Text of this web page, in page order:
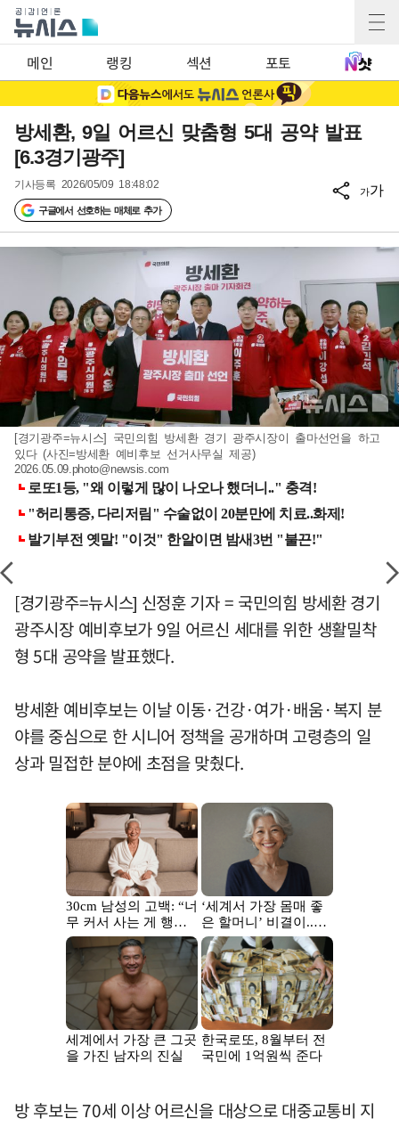
메인 랭킹 섹션 포토
방세환, 9일 어르신 맞춤형 5대 공약 발표
[6.3경기광주]
기사등록 2026/05/09 18:48:02
구글에서 선호하는 매체로 추가
가가
[경기광주=뉴시스] 국민의힘 방세환 경기 광주시장이 출마선언을 하고
있다 (사진=방세환 예비후보 선거사무실 제공)
2026.05.09.photo@newsis.com
[경기광주=뉴시스] 신정훈 기자 = 국민의힘 방세환 경기
광주시장 예비후보가 9일 어르신 세대를 위한 생활밀착
형 5대 공약을 발표했다.
방세환 예비후보는 이날 이동·건강·여가·배움·복지 분
야를 중심으로 한 시니어 정책을 공개하며 고령층의 일
상과 밀접한 분야에 초점을 맞췄다.
방 후보는 70세 이상 어르신을 대상으로 대중교통비 지